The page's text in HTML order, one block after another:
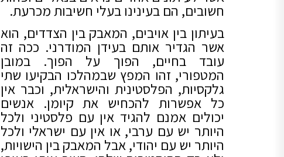
חשובים, הם בעינינו בעלי חשיבות מכרעת.
בעיתון בין אויבים, המאבק בין הצדדים, הוא
אשר הגדיר אותם בעידן המודרני. ככה זה
עובד בחיים, הפוך על הפוך. במובן
המטפורי, זהו המפץ שבמהלכו הבקיעו שתי
גלקסיות, הפלסטינית והישראלית, וכבר אין
כל אפשרות להכחיש את קיומן. אנשים
יכולים אמנם להגיד אין עם פלסטיני ולכל
היותר יש עם ערבי, או אין עם ישראלי ולכל
היותר יש עם יהודי, אבל המאבק בין הישויות,